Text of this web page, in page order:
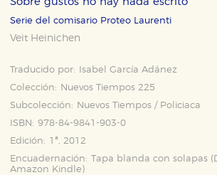
Serie del comisario Proteo Laurenti
Veit Heinichen
Traducido por:
Isabel García Adánez
Colección:
Nuevos Tiempos 225
Subcolección:
Nuevos Tiempos / Policiaca
ISBN: 978-84-9841-903-0
Edición: 1ª, 2012
Encuadernación: Tapa blanda con solapas
Amazon Kindle )